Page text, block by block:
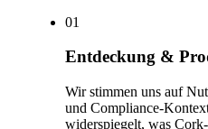
01
Entdeckung &
Wir stimmen uns auf
und Compliance-
widerspiegelt, was